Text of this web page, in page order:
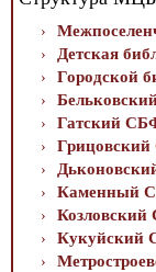
Детская
Городской
Гатский
Каменный
Кукуйский